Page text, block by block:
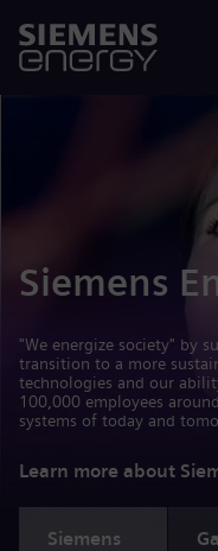
Siemens
"We energize society" by
transition to a more
technologies and our
100,000 employees
systems of today and
Learn more about
Siemens